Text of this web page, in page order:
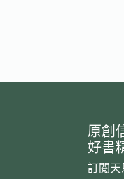
原創
好書
訂閱